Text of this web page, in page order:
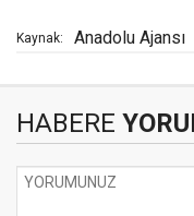
Kaynak: Anadolu Ajansı
HABERE